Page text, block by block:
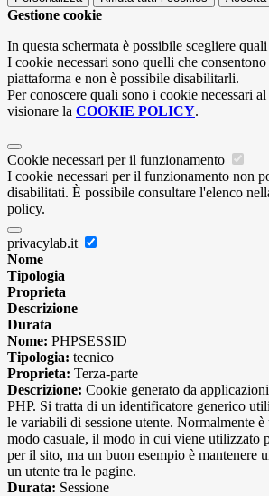
Gestione cookie
In questa schermata è possibile scegliere
I cookie necessari sono quelli che
piattaforma e non è possibile disabilitarli.
Per conoscere quali sono i cookie necessari
visionare la COOKIE POLICY.
Cookie necessari per il funzionamento
I cookie necessari per il funzionamento non
disabilitati. È possibile consultare l'elenco
policy.
privacylab.it
Nome
Tipologia
Proprieta
Descrizione
Durata
Nome: PHPSESSID
Tipologia: tecnico
Proprieta: Terza-parte
Descrizione: Cookie generato da
PHP. Si tratta di un identificatore generico
le variabili di sessione utente. Normalmente
modo casuale, il modo in cui viene utilizzato
per il sito, ma un buon esempio è mantenere
un utente tra le pagine.
Durata: Sessione